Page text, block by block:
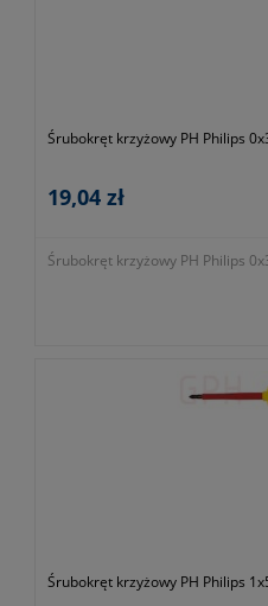
Śrubokręt krzyżowy PH Philips
19,04 zł
Śrubokręt krzyżowy PH Philips
Śrubokręt krzyżowy PH Philips